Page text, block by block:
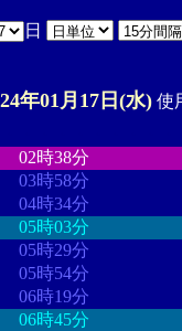
日
年01月17日(水) 使
02時38分
03時58分
04時34分
05時03分
05時29分
05時54分
06時19分
06時45分